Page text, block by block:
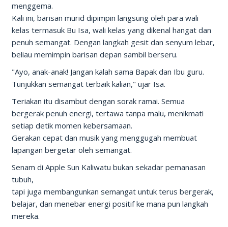
menggema.
Kali ini, barisan murid dipimpin langsung oleh para wali
kelas termasuk Bu Isa, wali kelas yang dikenal hangat dan
penuh semangat. Dengan langkah gesit dan senyum lebar,
beliau memimpin barisan depan sambil berseru.
"Ayo, anak-anak! Jangan kalah sama Bapak dan Ibu guru.
Tunjukkan semangat terbaik kalian," ujar Isa.
Teriakan itu disambut dengan sorak ramai. Semua
bergerak penuh energi, tertawa tanpa malu, menikmati
setiap detik momen kebersamaan.
Gerakan cepat dan musik yang menggugah membuat
lapangan bergetar oleh semangat.
Senam di Apple Sun Kaliwatu bukan sekadar pemanasan
tubuh,
tapi juga membangunkan semangat untuk terus bergerak,
belajar, dan menebar energi positif ke mana pun langkah
mereka.